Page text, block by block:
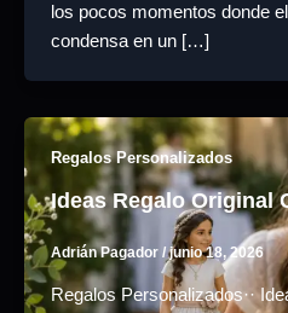
los pocos momentos donde
condensa en un […]
Regalos Personalizados
Ideas Regalo Original
Adrián Pagador /junio 18, 2026
Regalos Personalizados··